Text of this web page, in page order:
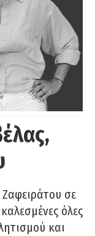
σε
όλες
και